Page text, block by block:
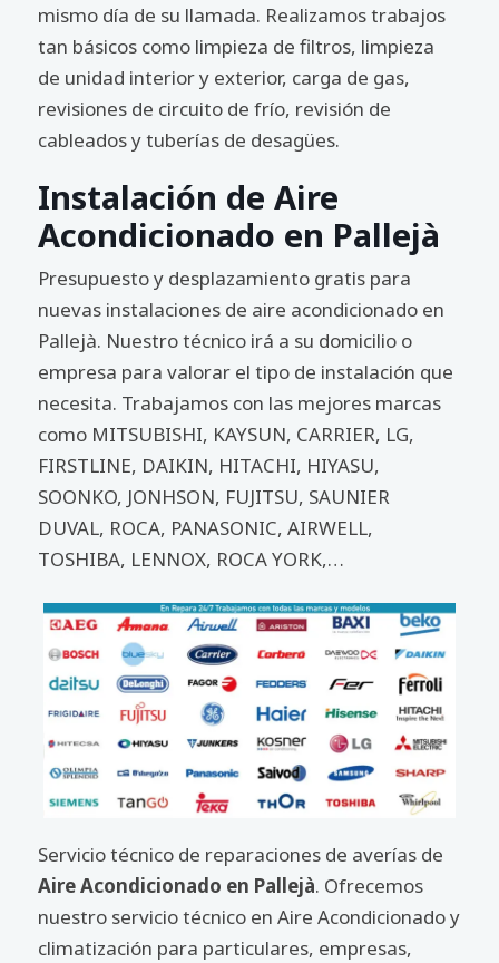
mismo día de su llamada. Realizamos trabajos
tan básicos como limpieza de filtros, limpieza
de unidad interior y exterior, carga de gas,
revisiones de circuito de frío, revisión de
cableados y tuberías de desagües.
Instalación de Aire
Acondicionado en Pallejà
Presupuesto y desplazamiento gratis para
nuevas instalaciones de aire acondicionado en
Pallejà. Nuestro técnico irá a su domicilio o
empresa para valorar el tipo de instalación que
necesita. Trabajamos con las mejores marcas
como MITSUBISHI, KAYSUN, CARRIER, LG,
FIRSTLINE, DAIKIN, HITACHI, HIYASU,
SOONKO, JONHSON, FUJITSU, SAUNIER
DUVAL, ROCA, PANASONIC, AIRWELL,
TOSHIBA, LENNOX, ROCA YORK,…
Servicio técnico de reparaciones de averías de
Aire Acondicionado en Pallejà. Ofrecemos
nuestro servicio técnico en Aire Acondicionado y
climatización para particulares, empresas,